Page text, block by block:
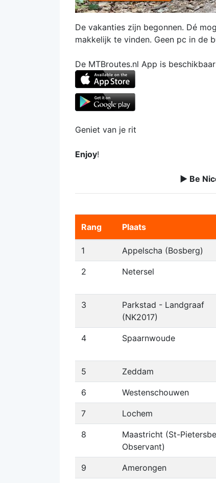
De vakanties zijn begonnen. Dé
makkelijk te vinden. Geen pc in de
De MTBroutes.nl App is
Geniet van je rit
Enjoy!
► Be
Rang Plaats
1 Appelscha (Bosberg)
2 Netersel
3
Parkstad - Landgraaf
(NK2017)
4 Spaarnwoude
5 Zeddam
6 Westenschouwen
7 Lochem
8
Maastricht (St-
Observant)
9 Amerongen